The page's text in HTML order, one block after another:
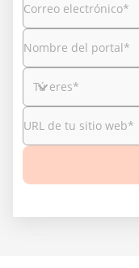
Correo electrónico*
Nombre del portal*
Tú eres*
URL de tu sitio web*